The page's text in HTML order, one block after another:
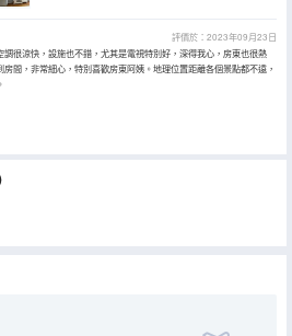
評價於：2023年09月23日
調很涼快，設施也不錯，尤其是電視特別好，深得我心，房東也很熱
房間，非常細心，特別喜歡房東阿姨。地理位置距離各個景點都不遠，